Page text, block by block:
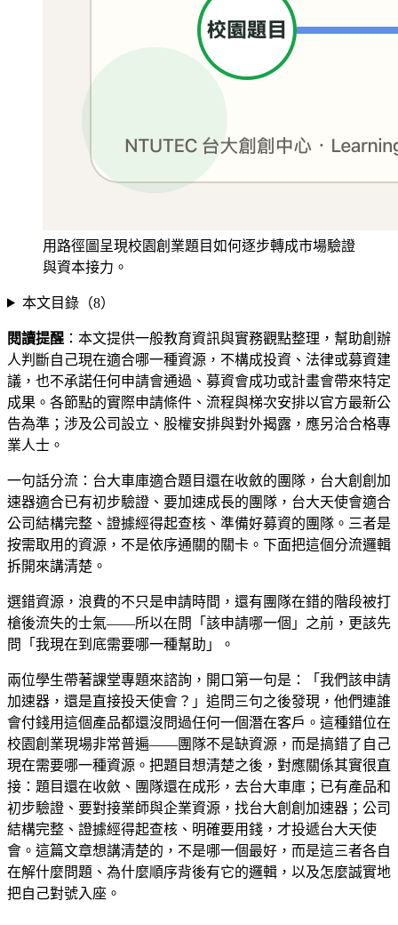
用路徑圖呈現校園創業題目如何逐步轉成市場驗證
與資本接力。
本文目錄（8）
閱讀提醒 ：本文提供一般教育資訊與實務觀點整理，幫助創辦
人判斷自己現在適合哪一種資源，不構成投資、法律或募資建
議，也不承諾任何申請會通過、募資會成功或計畫會帶來特定
成果。各節點的實際申請條件、流程與梯次安排以官方最新公
告為準；涉及公司設立、股權安排與對外揭露，應另洽合格專
業人士。
一句話分流：台大車庫適合題目還在收斂的團隊，台大創創加
速器適合已有初步驗證、要加速成長的團隊，台大天使會適合
公司結構完整、證據經得起查核、準備好募資的團隊。三者是
按需取用的資源，不是依序通關的關卡。下面把這個分流邏輯
拆開來講清楚。
選錯資源，浪費的不只是申請時間，還有團隊在錯的階段被打
槍後流失的士氣——所以在問「該申請哪一個」之前，更該先
問「我現在到底需要哪一種幫助」。
兩位學生帶著課堂專題來諮詢，開口第一句是：「我們該申請
加速器，還是直接投天使會？」追問三句之後發現，他們連誰
會付錢用這個產品都還沒問過任何一個潛在客戶。這種錯位在
校園創業現場非常普遍——團隊不是缺資源，而是搞錯了自己
現在需要哪一種資源。把題目想清楚之後，對應關係其實很直
接：題目還在收斂、團隊還在成形，去台大車庫；已有產品和
初步驗證、要對接業師與企業資源，找台大創創加速器；公司
結構完整、證據經得起查核、明確要用錢，才投遞台大天使
會。這篇文章想講清楚的，不是哪一個最好，而是這三者各自
在解什麼問題、為什麼順序背後有它的邏輯，以及怎麼誠實地
把自己對號入座。